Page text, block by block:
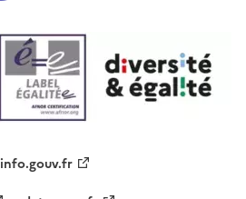
info.gouv.fr